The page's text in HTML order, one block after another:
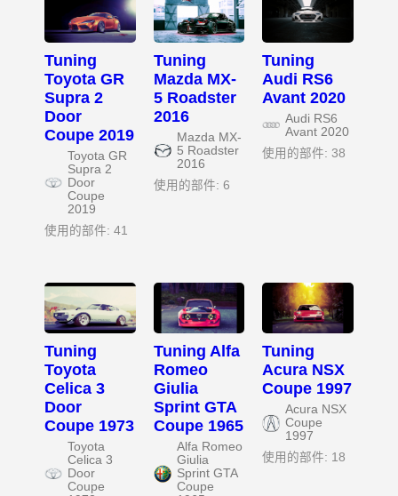
Tuning
Toyota GR
Supra 2
Door
Coupe 2019
Toyota GR
Supra 2
Door
Coupe
2019
使用的部件: 41
Tuning
Mazda MX-
5 Roadster
2016
Mazda MX-
5 Roadster
2016
使用的部件: 6
Tuning
Audi RS6
Avant 2020
Audi RS6
Avant 2020
使用的部件: 38
Tuning
Toyota
Celica 3
Door
Coupe 1973
Toyota
Celica 3
Door
Coupe
Tuning Alfa
Romeo
Giulia
Sprint GTA
Coupe 1965
Alfa Romeo
Giulia
Sprint GTA
Coupe
Tuning
Acura NSX
Coupe 1997
Acura NSX
Coupe
1997
使用的部件: 18